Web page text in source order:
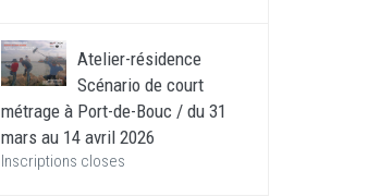
Atelier-résidence
Scénario de court
métrage à Port-de-Bouc / du 31
mars au 14 avril 2026
Inscriptions closes